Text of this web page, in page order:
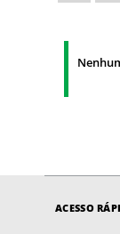
ACESSO